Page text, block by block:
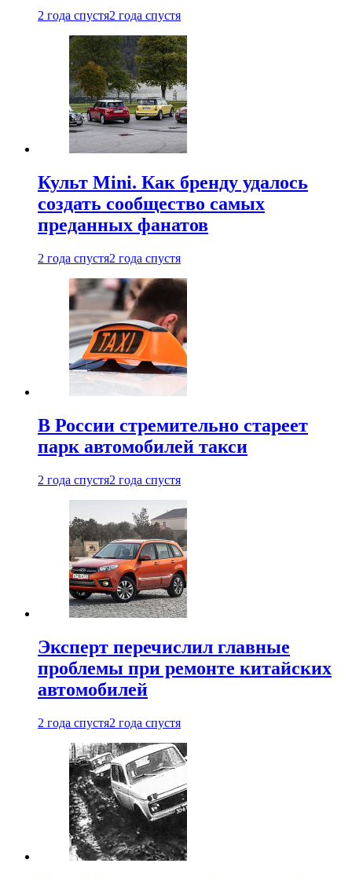
2 года спустя2 года спустя
Культ Mini. Как бренду удалось
создать сообщество самых
преданных фанатов
2 года спустя2 года спустя
В России стремительно стареет
парк автомобилей такси
2 года спустя2 года спустя
Эксперт перечислил главные
проблемы при ремонте китайских
автомобилей
2 года спустя2 года спустя